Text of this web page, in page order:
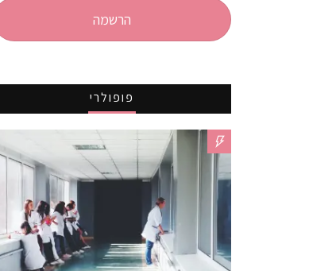
הרשמה
פופולרי